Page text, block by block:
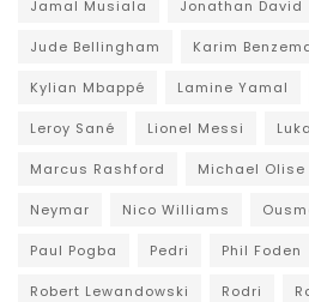
Jamal Musiala Jonathan David
Jude Bellingham Karim
Kylian Mbappé Lamine Yamal
Leroy Sané Lionel Messi
Marcus Rashford Michael Olise
Neymar Nico Williams
Paul Pogba Pedri Phil Foden
Robert Lewandowski Rodri